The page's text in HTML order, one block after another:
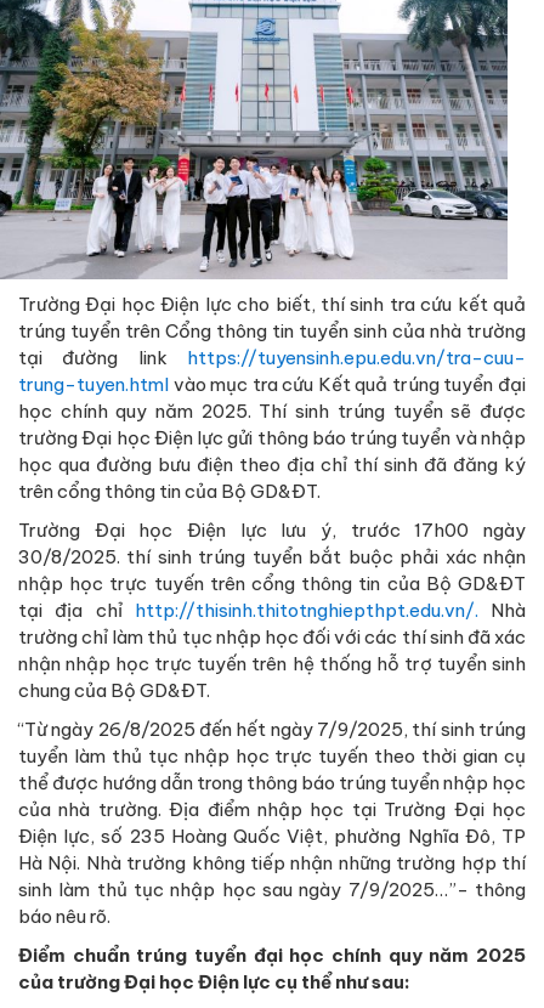
Trường Đại học Điện lực cho biết, thí sinh tra cứu kết quả
trúng tuyển trên Cổng thông tin tuyển sinh của nhà trường
tại đường link https://tuyensinh.epu.edu.vn/tra-cuu-
trung-tuyen.html vào mục tra cứu Kết quả trúng tuyển đại
học chính quy năm 2025. Thí sinh trúng tuyển sẽ được
trường Đại học Điện lực gửi thông báo trúng tuyển và nhập
học qua đường bưu điện theo địa chỉ thí sinh đã đăng ký
trên cổng thông tin của Bộ GD&ĐT.
Trường Đại học Điện lực lưu ý, trước 17h00 ngày
30/8/2025. thí sinh trúng tuyển bắt buộc phải xác nhận
nhập học trực tuyến trên cổng thông tin của Bộ GD&ĐT
tại địa chỉ http://thisinh.thitotnghiepthpt.edu.vn/. Nhà
trường chỉ làm thủ tục nhập học đối với các thí sinh đã xác
nhận nhập học trực tuyến trên hệ thống hỗ trợ tuyển sinh
chung của Bộ GD&ĐT.
“Từ ngày 26/8/2025 đến hết ngày 7/9/2025, thí sinh trúng
tuyển làm thủ tục nhập học trực tuyến theo thời gian cụ
thể được hướng dẫn trong thông báo trúng tuyển nhập học
của nhà trường. Địa điểm nhập học tại Trường Đại học
Điện lực, số 235 Hoàng Quốc Việt, phường Nghĩa Đô, TP
Hà Nội. Nhà trường không tiếp nhận những trường hợp thí
sinh làm thủ tục nhập học sau ngày 7/9/2025…”- thông
báo nêu rõ.
Điểm chuẩn trúng tuyển đại học chính quy năm 2025
của trường Đại học Điện lực cụ thể như sau: